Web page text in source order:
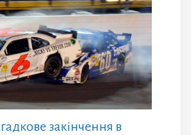
закінчення в